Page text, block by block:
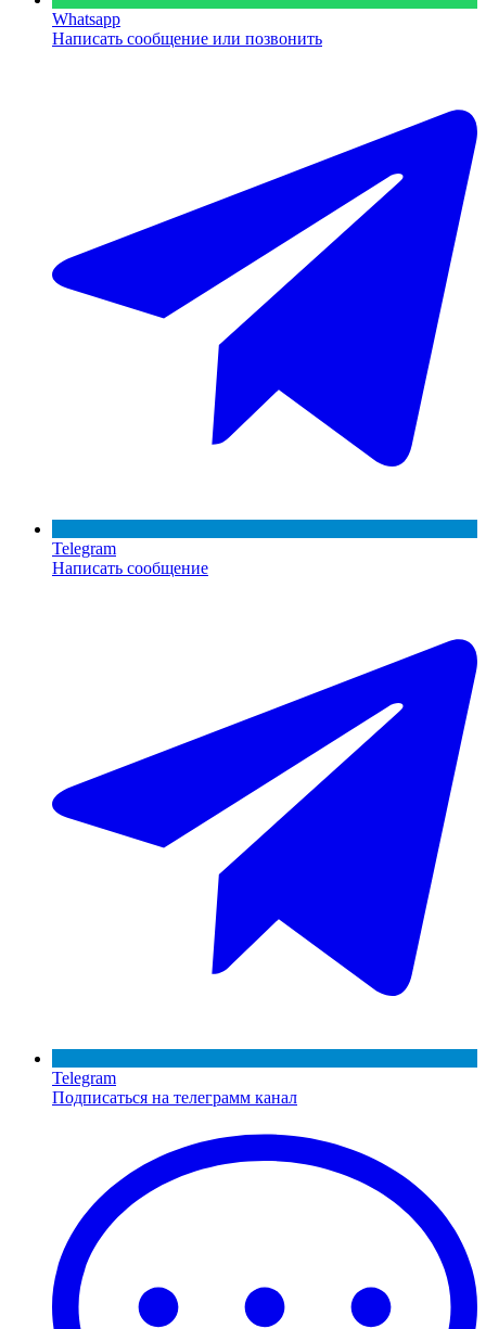
Whatsapp
Написать сообщение или позвонить
Telegram
Написать сообщение
Telegram
Подписаться на телеграмм канал